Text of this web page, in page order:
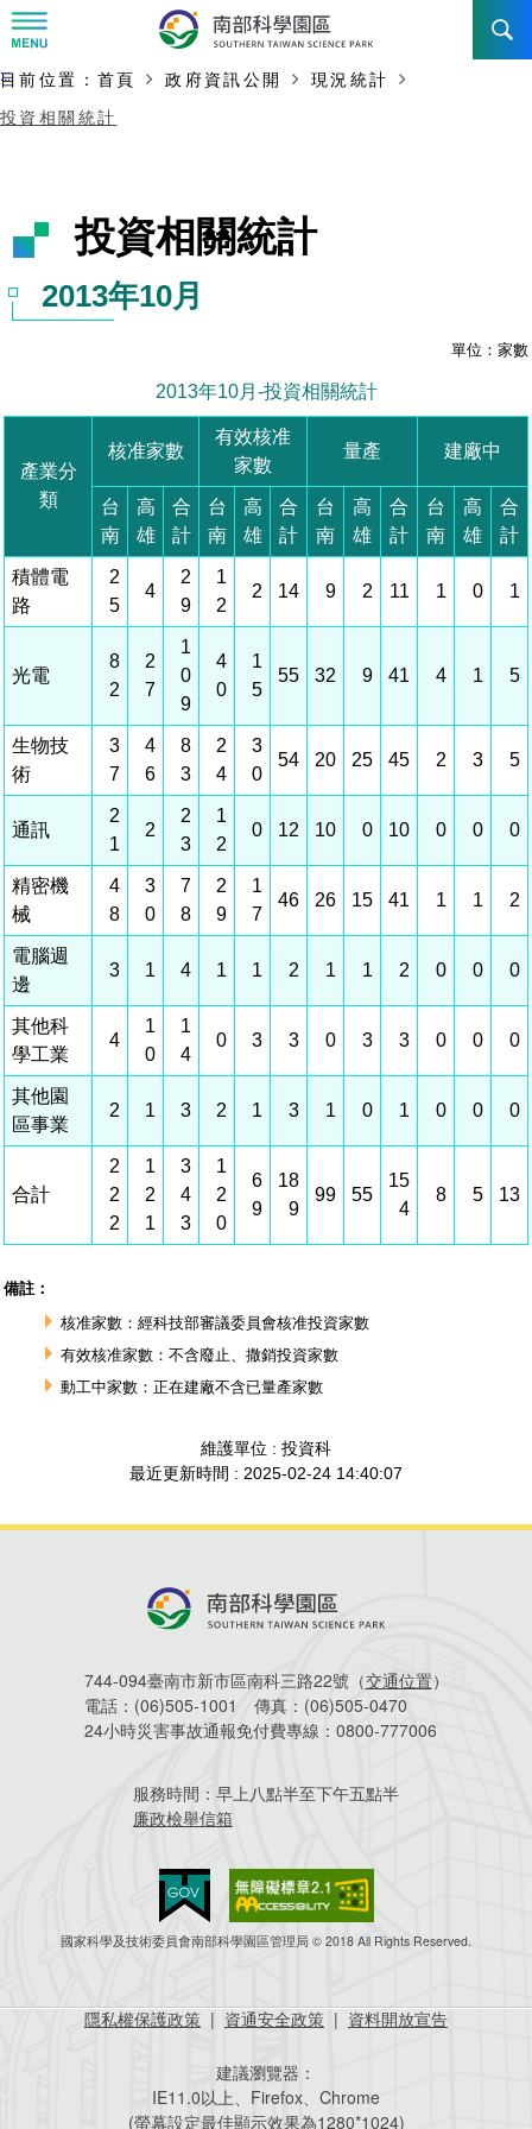
訊息公告
新聞資料專區
即時新聞澄清專區
招標資訊
園區電子看板專區
發展沿革
設立沿革
首長介紹
局長小檔案
局長電子信箱
組織法
組織架構
組織職掌
管理局位置
施政主軸
年度工作展望
國家科學及技術委員會重大政策
廉政園地
工作職掌與聯絡管道
廉政反貪、防貪專區
廉政資訊
公職人員及關係人補助交易身分關係公開專區
機關採購廉政平臺
獲獎記錄
檔案應用專區
檔案應用服務須知
檔案應用及宣導活動
檔案教育訓練及標竿學習
檔案管理局相關連結
WebMail(新)
認識園區
臺南園區
競爭優勢
土地規劃
水電供應
園區土地廠房宿舍出租資訊
園區資源再生中心
污水處理廠
競爭優勢
土地規劃
水電供應
園區土地廠房宿舍出租資訊
污水處理廠
橋頭園區
簡介
競爭優勢
土地規劃
水電供應
園區土地廠房宿舍出租資訊
污水處理廠
新設園區
交通資訊
機構及廠商名錄
廠商名錄
園區公會資訊
研究機構
育成中心
文化藝術
公共藝術
考古遺址
南科新港堂
園區生活
生活服務
園區宿舍簡介
自行車道網
南科實中
人文景觀地圖
創新創業
南科AI_ROBOT自造基地
南科創業工坊
永續園區
企業社會責任
永續LOHAS綠色園區
生態資產
「沙崙生態科學園區生態保育協作平台」公開資訊
網站
工商服務
申請流程及表單
入區申辦流程
申辦案件處理時限
投資業務
工商業務
通關業務
工安管理
環保管理
勞資管理
建築管理
營建管理
電子公文交換
相關費用
園區事業管理費
土地及廠房租賃
宿舍租金費用
污水費
廢棄物清除處理費
科學園區廠商服務網
園區課程及獎補助計畫
園區培訓課程
科學園區人才培育補助計畫
新興科技應用計畫
敦親睦鄰經費補助
園區參訪申請
性平專區
園區廠商採購資訊
主要內容開始
:::
目前位置： 首頁 政府資訊公開
現況統計
投資相關統計
744-094臺南市新市區南科三路22號（交通位置）
電話： (06)505-1001 傳真： (06)505-0470
24小時災害事故通報免付費專線： 0800-777006
服務時間： 早上八點半至下午五點半
廉政檢舉信箱
國家科學及技術委員會南部科學園區管理局 © 2018 All Rights Reserved.
隱私權保護政策 | 資通安全政策 | 資料開放宣告
建議瀏覽器：
IE11.0以上、Firefox、Chrome
(螢幕設定最佳顯示效果為1280*1024)